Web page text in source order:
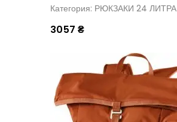
Категория: РЮКЗАКИ 24 ЛИТРА
3057 ₴